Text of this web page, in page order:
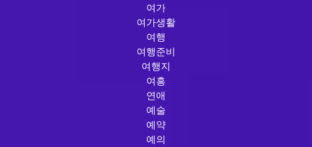
여가
여가생활
여행
여행준비
여행지
여흥
연애
예술
예약
예의